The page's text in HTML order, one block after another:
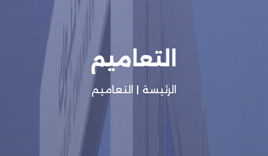
التعاميم
الرئيسة | التعاميم